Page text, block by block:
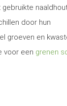
door hun
groeven en
voor een grenen